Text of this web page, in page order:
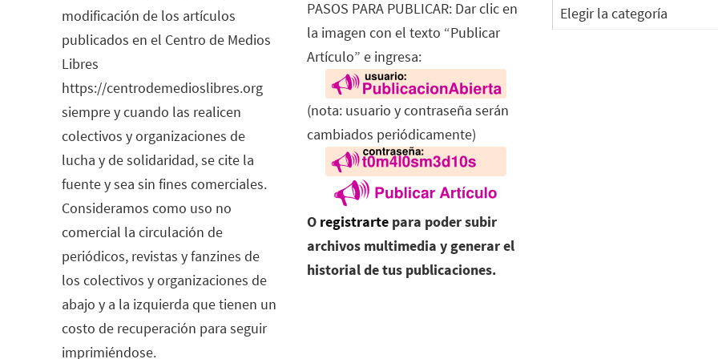
modificación de los artículos
publicados en el Centro de Medios
Libres
https://centrodemedioslibres.org
siempre y cuando las realicen
colectivos y organizaciones de
lucha y de solidaridad, se cite la
fuente y sea sin fines comerciales.
Consideramos como uso no
comercial la circulación de
periódicos, revistas y fanzines de
los colectivos y organizaciones de
abajo y a la izquierda que tienen un
costo de recuperación para seguir
imprimiéndose.
PASOS PARA PUBLICAR: Dar clic en
la imagen con el texto “Publicar
Artículo” e ingresa:
(nota: usuario y contraseña serán
cambiados periódicamente)
O registrarte para poder subir
archivos multimedia y generar el
historial de tus publicaciones.
Categorías